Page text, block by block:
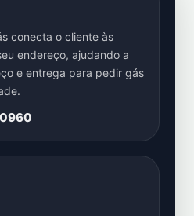
conecta o cliente às
endereço, ajudando a
e entrega para pedir gás